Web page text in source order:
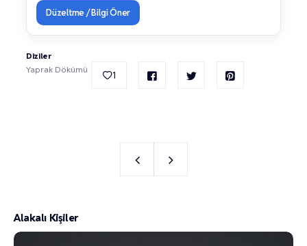
Düzeltme / Bilgi Öner
Diziler
Yaprak Dökümü
1
Alakalı Kişiler